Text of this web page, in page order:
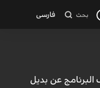
بحث فارسی
عن بديل